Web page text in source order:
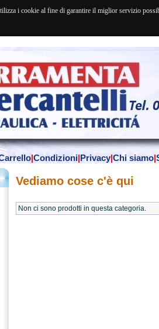
i cookie al fine di garantire il miglior servizio
|Condizioni|Privacy|Chi siamo|
Vediamo cose c'è qui
Non ci sono prodotti in questa categoria.